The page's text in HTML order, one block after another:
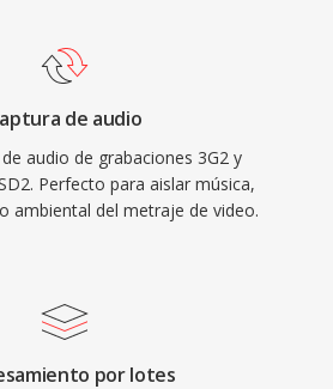
de audio
audio de grabaciones 3G2 y
Perfecto para aislar música,
ambiental del metraje de video.
por lotes